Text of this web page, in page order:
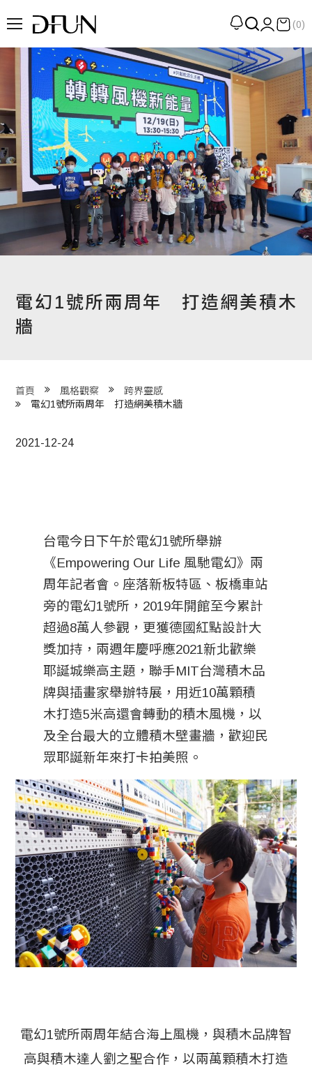
察
案
場
訪
展
選品
們 About DFUN
程 Milestones
藏 Cover Archives
(0)
電幻1號所兩周年 打造網美積木
牆
首頁 風格觀察
跨界靈感
電幻1號所兩周年 打造網美積木牆
2021-12-24
台電今日下午於電幻1號所舉辦
《Empowering Our Life 風馳電幻》兩
周年記者會。座落新板特區、板橋車站
旁的電幻1號所，2019年開館至今累計
超過8萬人參觀，更獲德國紅點設計大
獎加持，兩週年慶呼應2021新北歡樂
耶誕城樂高主題，聯手MIT台灣積木品
牌與插畫家舉辦特展，用近10萬顆積
木打造5米高還會轉動的積木風機，以
及全台最大的立體積木壁畫牆，歡迎民
眾耶誕新年來打卡拍美照。
電幻1號所兩周年結合海上風機，與積木品牌智
高與積木達人劉之聖合作，以兩萬顆積木打造